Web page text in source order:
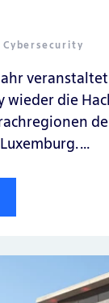
Cybersecurity
wieder die
…